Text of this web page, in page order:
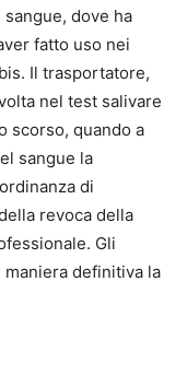
dove ha
fatto uso nei
Il trasportatore,
nel test salivare
scorso, quando a
sangue la
di
revoca della
Gli
definitiva la